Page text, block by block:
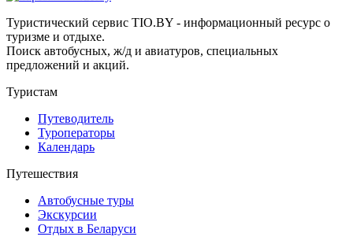
Туристический сервис TIO.BY - информационный ресурс о
туризме и отдыхе.
Поиск автобусных, ж/д и авиатуров, специальных
предложений и акций.
Туристам
Путеводитель
Туроператоры
Календарь
Путешествия
Автобусные туры
Экскурсии
Отдых в Беларуси